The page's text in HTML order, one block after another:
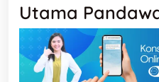
Utama